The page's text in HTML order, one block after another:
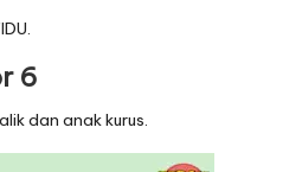
6
dan anak kurus.